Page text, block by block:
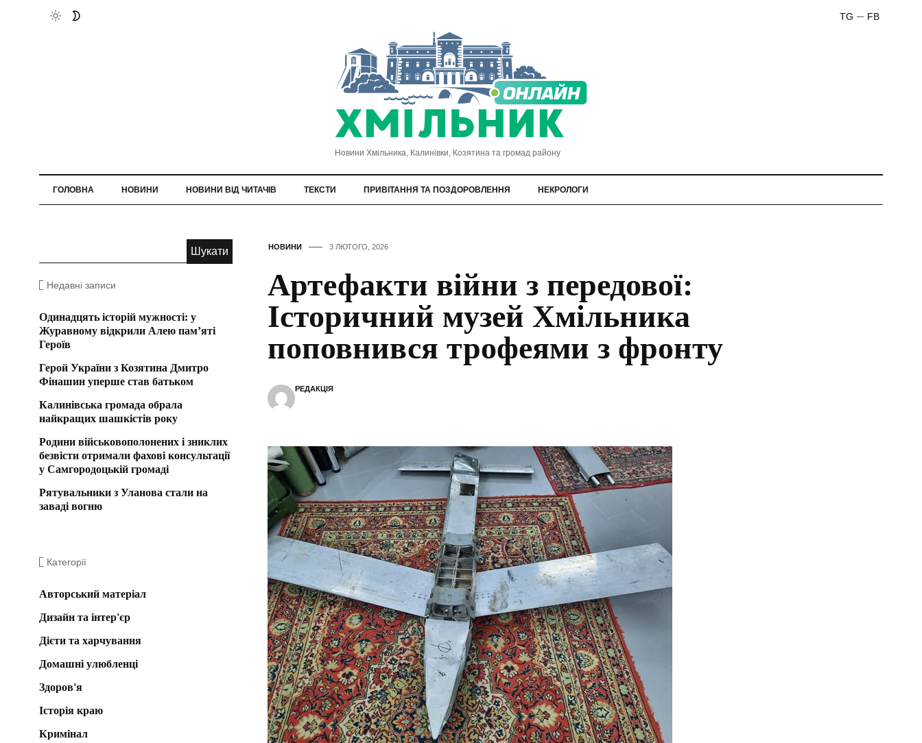
FB
TG
Новини Хмільника, Калинівки, Козятина та громад району
ГОЛОВНА НОВИНИ НОВИНИ ВІД ЧИТАЧІВ ТЕКСТИ ПРИВІТАННЯ ТА ПОЗДОРОВЛЕННЯ НЕКРОЛОГИ
НОВИНИ 3 ЛЮТОГО, 2026
Артефакти війни з передової:
Історичний музей Хмільника
поповнився трофеями з фронту
РЕДАКЦІЯ
Недавні записи
Одинадцять історій мужності: у
Журавному відкрили Алею пам’яті
Героїв
Герой України з Козятина Дмитро
Фінашин уперше став батьком
Калинівська громада обрала
найкращих шашкістів року
Родини військовополонених і зниклих
безвісти отримали фахові консультації
у Самгородоцькій громаді
Рятувальники з Уланова стали на
заваді вогню
Категорії
Авторський матеріал
Дизайн та інтер'єр
Дієти та харчування
Домашні улюбленці
Здоров'я
Історія краю
Кримінал